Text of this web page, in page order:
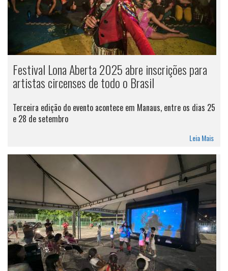
Festival Lona Aberta 2025 abre inscrições para
artistas circenses de todo o Brasil
Terceira edição do evento acontece em Manaus, entre os dias 25
e 28 de setembro
Leia Mais